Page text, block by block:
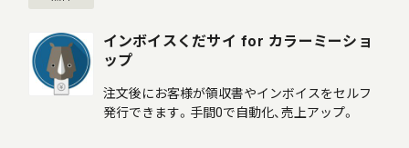
インボイスくだサイ for カラーミーショ
ップ
注文後にお客様が領収書やインボイスをセルフ
発行できます。手間0で自動化、売上アップ。